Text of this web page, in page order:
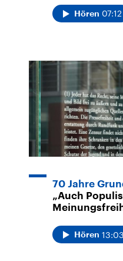
Hören 07:12
70 Jahre
„Auch
Hören 13:03